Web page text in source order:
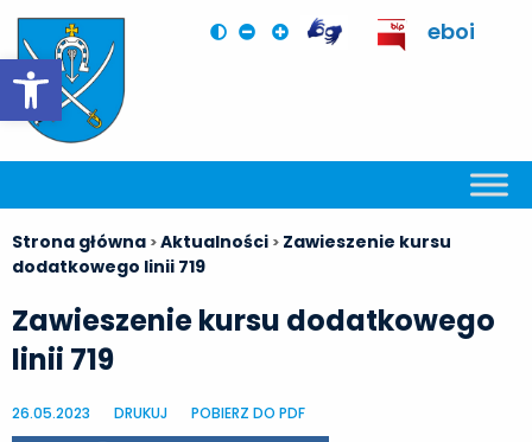
Otwórz pasek narzędzi
eboi
Strona główna >Aktualności > Zawieszenie kursu
dodatkowego linii 719
Zawieszenie kursu dodatkowego
linii 719
26.05.2023 DRUKUJ POBIERZ DO PDF